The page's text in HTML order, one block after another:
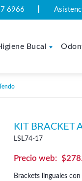
6966
Bucal
KIT BRACKET
LSL74-17
$
Brackets linguales